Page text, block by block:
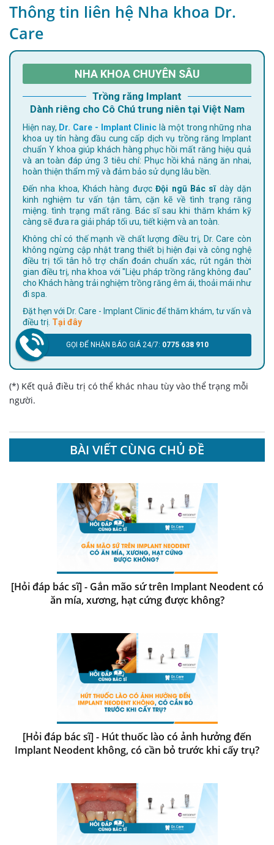
Thông tin liên hệ Nha khoa Dr.
Care
NHA KHOA CHUYÊN SÂU
Trồng răng Implant
Dành riêng cho Cô Chú trung niên tại Việt Nam
Hiện nay, Dr. Care - Implant Clinic là một trong những nha
khoa uy tín hàng đầu cung cấp dịch vụ trồng răng Implant
chuẩn Y khoa giúp khách hàng phục hồi mất răng hiệu quả
và an toàn đáp ứng 3 tiêu chí: Phục hồi khả năng ăn nhai,
hoàn thiện thẩm mỹ và đảm bảo sử dụng lâu bền.
Đến nha khoa, Khách hàng đượcĐội ngũ Bác sĩdày dặn
kinh nghiệm tư vấn tận tâm, cặn kẽ về tình trạng răng
miệng. tình trạng mất răng. Bác sĩ sau khi thăm khám kỹ
càng sẽ đưa ra giải pháp tối ưu, tiết kiệm và an toàn.
Không chỉ có thế mạnh về chất lượng điều trị, Dr. Care còn
không ngừng cập nhật trang thiết bị hiện đại và công nghệ
điều trị tối tân hỗ trợ chẩn đoán chuẩn xác, rút ngắn thời
gian điều trị, nha khoa với "Liệu pháp trồng răng không đau"
cho Khách hàng trải nghiệm trồng răng êm ái, thoải mái như
đi spa.
Đặt hẹn với Dr. Care - Implant Clinic để thăm khám, tư vấn và
điều trị. Tại đây
GỌI ĐỂ NHẬN BÁO GIÁ 24/7: 0775 638 910
(*) Kết quả điều trị có thể khác nhau tùy vào thể trạng mỗi
người.
BÀI VIẾT CÙNG CHỦ ĐỀ
[Hỏi đáp bác sĩ] - Gắn mão sứ trên Implant Neodent có
ăn mía, xương, hạt cứng được không?
[Hỏi đáp bác sĩ] - Hút thuốc lào có ảnh hưởng đến
Implant Neodent không, có cần bỏ trước khi cấy trụ?